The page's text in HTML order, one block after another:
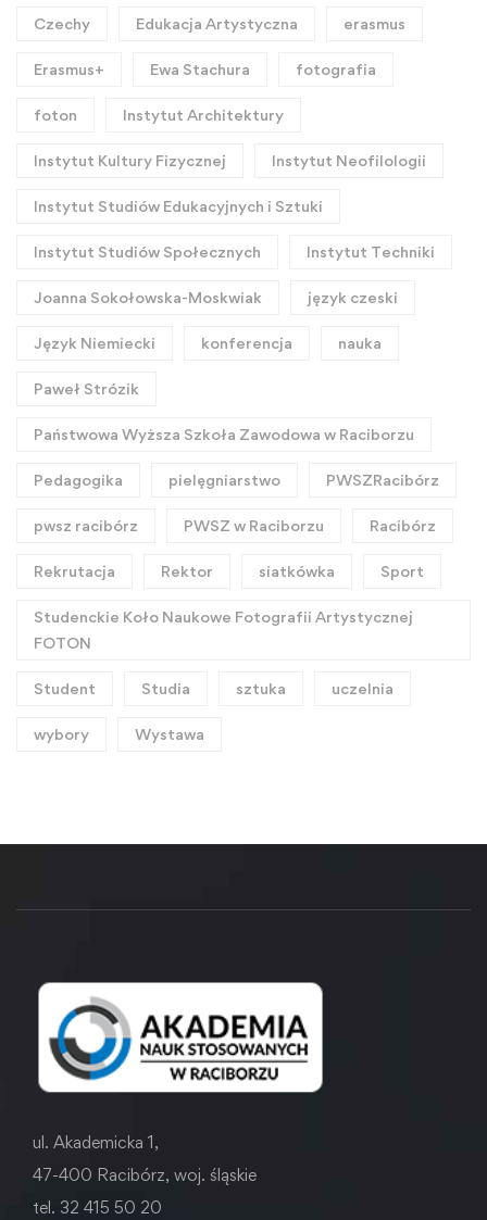
Czechy Edukacja Artystyczna erasmus
Erasmus+ Ewa Stachura fotografia
foton Instytut Architektury
Instytut Kultury Fizycznej Instytut Neofilologii
Instytut Studiów Edukacyjnych i Sztuki
Instytut Studiów Społecznych Instytut Techniki
Joanna Sokołowska-Moskwiak język czeski
Język Niemiecki konferencja nauka
Paweł Strózik
Państwowa Wyższa Szkoła Zawodowa w Raciborzu
Pedagogika pielęgniarstwo PWSZRacibórz
pwsz racibórz PWSZ w Raciborzu Racibórz
Rekrutacja Rektor siatkówka Sport
Studenckie Koło Naukowe Fotografii Artystycznej
FOTON
Student Studia sztuka uczelnia
wybory Wystawa
ul. Akademicka 1,
47-400 Racibórz, woj. śląskie
tel. 32 415 50 20